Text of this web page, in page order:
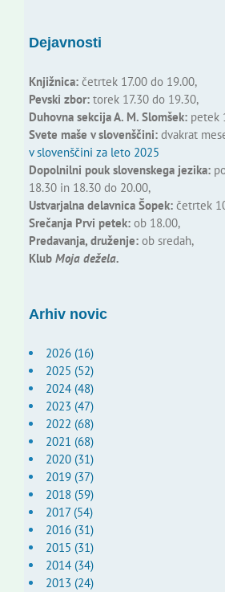
Dejavnosti
Knjižnica:četrtek 17.00 do 19.00,
Pevski zbor:torek 17.30 do 19.30,
Duhovna sekcija A. M. Slomšek:petek
Svete maše v slovenščini:dvakrat
v slovenščini za leto 2025
Dopolnilni pouk slovenskega jezika:
18.30 in 18.30 do 20.00,
Ustvarjalna delavnica Šopek:četrtek
Srečanja Prvi petek:ob 18.00,
Predavanja, druženje:ob sredah,
Klub Moja dežela.
Arhiv novic
2026 (16)
2025 (52)
2024 (48)
2023 (47)
2022 (68)
2021 (68)
2020 (31)
2019 (37)
2018 (59)
2017 (54)
2016 (31)
2015 (31)
2014 (34)
2013 (24)